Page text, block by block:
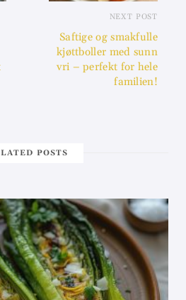
NEXT POST
Saftige og smakfulle
kjøttboller med sunn
vri – perfekt for hele
familien!
POSTS